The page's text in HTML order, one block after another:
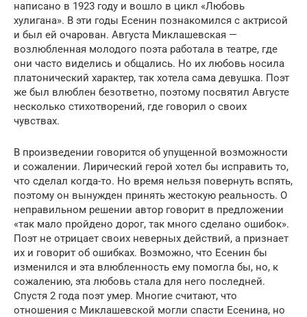
написано в 1923 году и вошло в цикл «Любовь
хулигана». В эти годы Есенин познакомился с актрисой
и был ей очарован. Августа Миклашевская —
возлюбленная молодого поэта работала в театре, где
они часто виделись и общались. Но их любовь носила
платонический характер, так хотела сама девушка. Поэт
же был влюблен безответно, поэтому посвятил Августе
несколько стихотворений, где говорил о своих
чувствах.
В произведении говорится об упущенной возможности
и сожалении. Лирический герой хотел бы исправить то,
что сделал когда-то. Но время нельзя повернуть вспять,
поэтому он вынужден принять жестокую реальность. О
неправильном решении автор говорит в предложении
«так мало пройдено дорог, так много сделано ошибок».
Поэт не отрицает своих неверных действий, а признает
их и говорит об ошибках. Возможно, что Есенин бы
изменился и эта влюбленность ему помогла бы, но, к
сожалению, эта любовь стала для него последней.
Спустя 2 года поэт умер. Многие считают, что
отношения с Миклашевской могли спасти Есенина, но